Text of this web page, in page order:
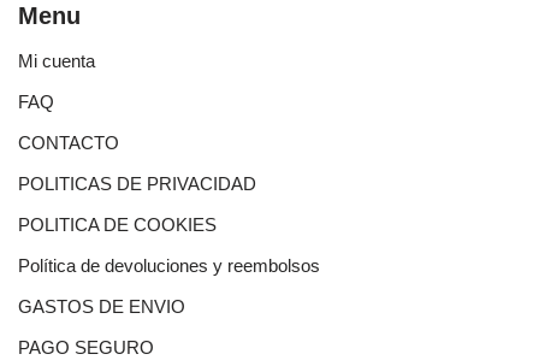
Menu
Mi cuenta
FAQ
CONTACTO
POLITICAS DE PRIVACIDAD
POLITICA DE COOKIES
Política de devoluciones y reembolsos
GASTOS DE ENVIO
PAGO SEGURO